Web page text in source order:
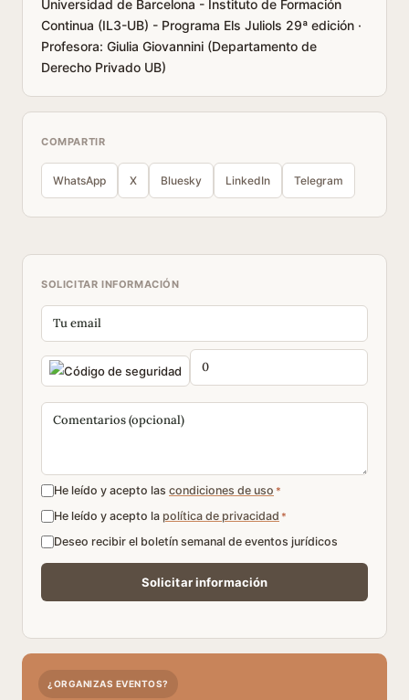
Universidad de Barcelona - Instituto de Formación
Continua (IL3-UB) - Programa Els Juliols 29ª edición ·
Profesora: Giulia Giovannini (Departamento de
Derecho Privado UB)
COMPARTIR
WhatsApp X Bluesky LinkedIn Telegram
SOLICITAR INFORMACIÓN
He leído y acepto las condiciones de uso *
He leído y acepto la política de privacidad *
Deseo recibir el boletín semanal de eventos jurídicos
¿ORGANIZAS EVENTOS?